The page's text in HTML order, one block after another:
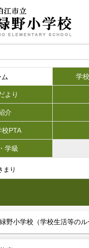
ム 学
より
介
校PTA
学級
まり
野小学校（学校生活等のル